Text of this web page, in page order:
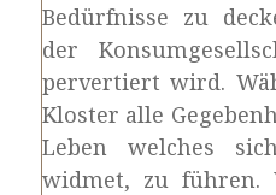
Bedürfnisse zu
der
pervertiert wird.
Kloster alle
Leben welches
widmet, zu